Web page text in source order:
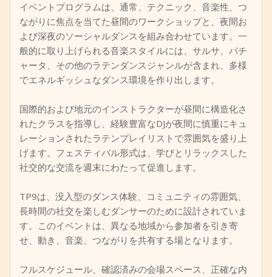
イベントプログラムは、通常、テクニック、音楽性、つ
ながりに焦点を当てた昼間のワークショップと、夜間お
よび深夜のソーシャルダンスを組み合わせています。一
般的に取り上げられる音楽スタイルには、サルサ、バチ
ャータ、その他のラテンダンスジャンルが含まれ、多様
でエネルギッシュなダンス環境を作り出します。
国際的および地元のインストラクターが昼間に構造化さ
れたクラスを指導し、経験豊富なDJが夜間に慎重にキュ
レーションされたラテンプレイリストで雰囲気を盛り上
げます。フェスティバル形式は、学びとリラックスした
社交的な交流を週末にわたって促進します。
TP9は、没入型のダンス体験、コミュニティの雰囲気、
長時間の社交を楽しむダンサーのために設計されていま
す。このイベントは、異なる地域から参加者を引き寄
せ、動き、音楽、つながりを共有する場となります。
フルスケジュール、確認済みの会場スペース、正確な内